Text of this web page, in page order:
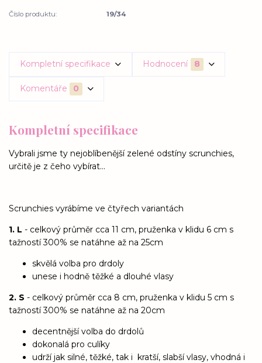
Číslo produktu: 19/34
Kompletní specifikace Hodnocení 8
Komentáře 0
Kompletní specifikace
Vybrali jsme ty nejoblíbenější zelené odstíny scrunchies,
určitě je z čeho vybírat...
Scrunchies vyrábíme ve čtyřech variantách
1. L - celkový průměr cca 11 cm, pruženka v klidu 6 cm s
tažností 300% se natáhne až na 25cm
skvělá volba pro drdoly
unese i hodně těžké a dlouhé vlasy
2. S - celkový průměr cca 8 cm, pruženka v klidu 5 cm s
tažností 300% se natáhne až na 20cm
decentnější volba do drdolů
dokonalá pro culíky
udrží jak silné, těžké, tak i kratší, slabší vlasy, vhodná i